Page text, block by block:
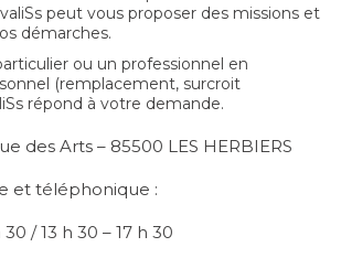
peut vous proposer des missions et
démarches.
ou un professionnel en
(remplacement, surcroit
répond à votre demande.
des Arts – 85500 LES HERBIERS
et téléphonique :
/ 13 h 30 – 17 h 30